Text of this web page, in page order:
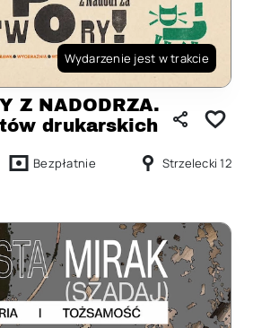
Wydarzenie jest w trakcie
Z NADODRZA.
drukarskich
Bezpłatnie Strzelecki 12